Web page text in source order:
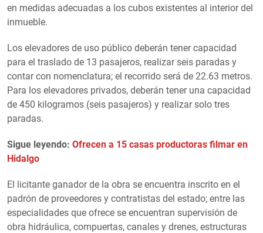
en medidas adecuadas a los cubos existentes al interior del
inmueble.
Los elevadores de uso público deberán tener capacidad
para el traslado de 13 pasajeros, realizar seis paradas y
contar con nomenclatura; el recorrido será de 22.63 metros.
Para los elevadores privados, deberán tener una capacidad
de 450 kilogramos (seis pasajeros) y realizar solo tres
paradas.
Sigue leyendo: Ofrecen a 15 casas productoras filmar en
Hidalgo
El licitante ganador de la obra se encuentra inscrito en el
padrón de proveedores y contratistas del estado; entre las
especialidades que ofrece se encuentran supervisión de
obra hidráulica, compuertas, canales y drenes, estructuras